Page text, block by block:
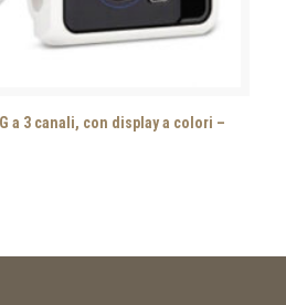
a 3 canali, con display a colori –